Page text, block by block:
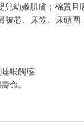
幼嫩肌膚；棉質
芯、床笠、床頭圍
眠觸感
命。